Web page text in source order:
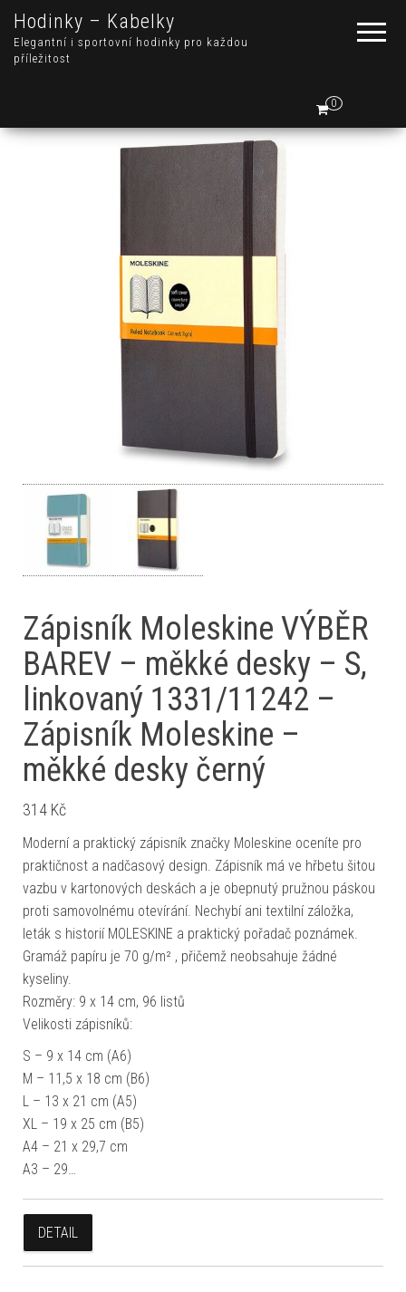
Hodinky – Kabelky
Elegantní i sportovní hodinky pro každou
příležitost
0
Zápisník Moleskine VÝBĚR
BAREV – měkké desky – S,
linkovaný 1331/11242 –
Zápisník Moleskine –
měkké desky černý
314 Kč
Moderní a praktický zápisník značky Moleskine oceníte pro
praktičnost a nadčasový design. Zápisník má ve hřbetu šitou
vazbu v kartonových deskách a je obepnutý pružnou páskou
proti samovolnému otevírání. Nechybí ani textilní záložka,
leták s historií MOLESKINE a praktický pořadač poznámek.
Gramáž papíru je 70 g/m² , přičemž neobsahuje žádné
kyseliny.
Rozměry: 9 x 14 cm, 96 listů
Velikosti zápisníků:
S – 9 x 14 cm (A6)
M – 11,5 x 18 cm (B6)
L – 13 x 21 cm (A5)
XL – 19 x 25 cm (B5)
A4 – 21 x 29,7 cm
A3 – 29…
DETAIL